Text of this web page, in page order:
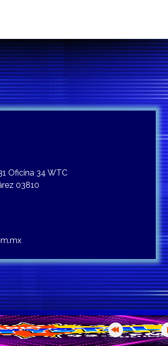
Oficina 34 WTC
03810